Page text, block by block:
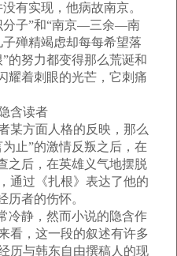
有实现，他病故南京。
子”和“南京—三余—南
殚精竭虑却每每希望落
的努力都变得那么荒诞和
耀着刺眼的光芒，它刺痛
读者
某方面人格的反映，那么
止”的激情反叛之后，在
之后，在英雄义气地摆脱
通过《扎根》表达了他的
历者的伤怀。
冷静，然而小说的隐含作
看，这一段的叙述有许多
历与韩东自由撰稿人的现